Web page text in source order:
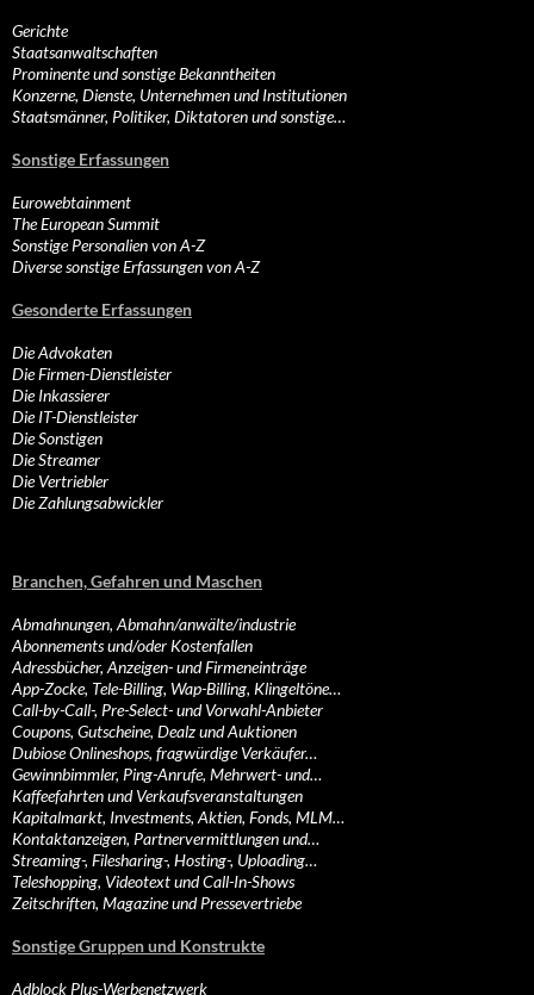
Gerichte
Staatsanwaltschaften
Prominente und sonstige Bekanntheiten
Konzerne, Dienste, Unternehmen und Institutionen
Staatsmänner, Politiker, Diktatoren und sonstige…
Sonstige Erfassungen
Eurowebtainment
The European Summit
Sonstige Personalien von A-Z
Diverse sonstige Erfassungen von A-Z
Gesonderte Erfassungen
Die Advokaten
Die Firmen-Dienstleister
Die Inkassierer
Die IT-Dienstleister
Die Sonstigen
Die Streamer
Die Vertriebler
Die Zahlungsabwickler
Branchen, Gefahren und Maschen
Abmahnungen, Abmahn/anwälte/industrie
Abonnements und/oder Kostenfallen
Adressbücher, Anzeigen- und Firmeneinträge
App-Zocke, Tele-Billing, Wap-Billing, Klingeltöne…
Call-by-Call-, Pre-Select- und Vorwahl-Anbieter
Coupons, Gutscheine, Dealz und Auktionen
Dubiose Onlineshops, fragwürdige Verkäufer…
Gewinnbimmler, Ping-Anrufe, Mehrwert- und…
Kaffeefahrten und Verkaufsveranstaltungen
Kapitalmarkt, Investments, Aktien, Fonds, MLM…
Kontaktanzeigen, Partnervermittlungen und…
Streaming-, Filesharing-, Hosting-, Uploading…
Teleshopping, Videotext und Call-In-Shows
Zeitschriften, Magazine und Pressevertriebe
Sonstige Gruppen und Konstrukte
Adblock Plus-Werbenetzwerk